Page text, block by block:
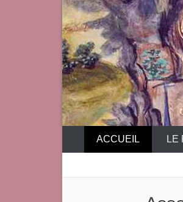
ACCUEIL LE